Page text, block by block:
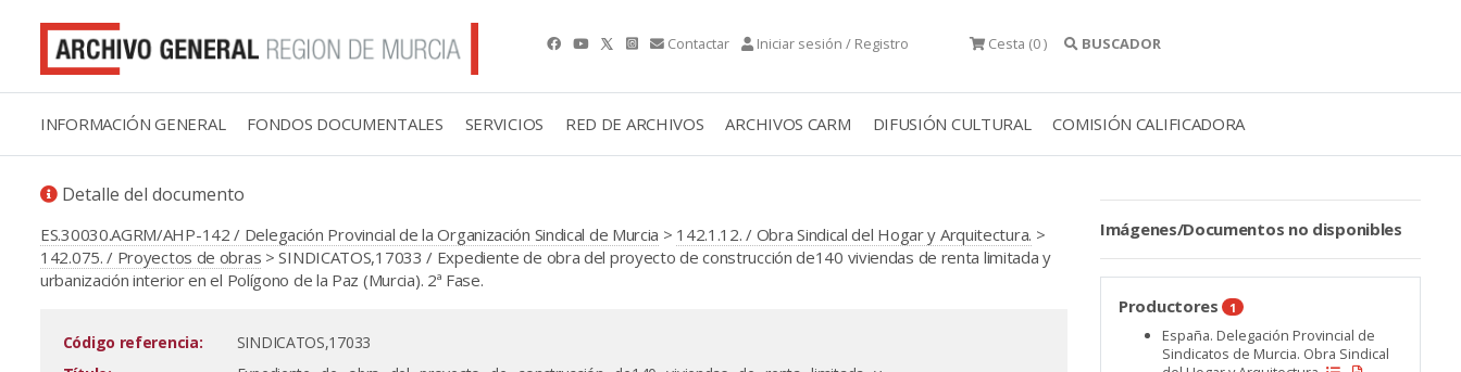
Contactar Iniciar sesión / Registro Cesta (0 ) BUSCADOR
INFORMACIÓN GENERAL FONDOS DOCUMENTALES SERVICIOS RED DE ARCHIVOS ARCHIVOS CARM DIFUSIÓN CULTURAL COMISIÓN CALIFICADORA
Detalle del documento
ES.30030.AGRM/AHP-142 / Delegación Provincial de la Organización Sindical de Murcia > 142.1.12. / Obra Sindical del Hogar y Arquitectura. >
142.075. / Proyectos de obras > SINDICATOS,17033 / Expediente de obra del proyecto de construcción de140 viviendas de renta limitada y
urbanización interior en el Polígono de la Paz (Murcia). 2ª Fase.
Código referencia:
SINDICATOS,17033
Imágenes/Documentos no disponibles
Productores 1
España. Delegación Provincial de
Sindicatos de Murcia. Obra Sindical